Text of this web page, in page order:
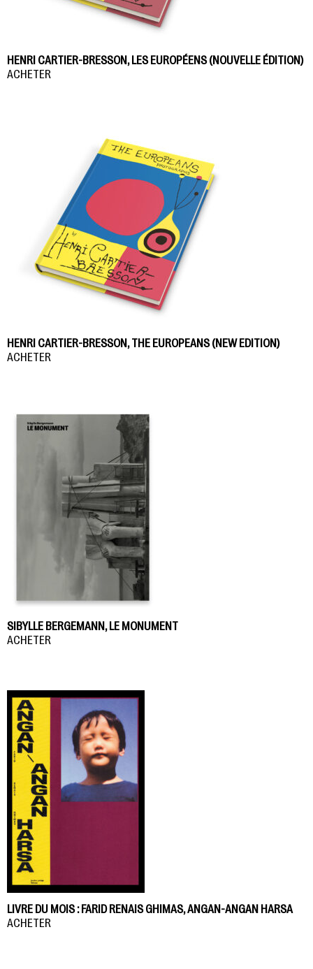
HENRI CARTIER-BRESSON, LES EUROPÉENS (NOUVELLE ÉDITION)
ACHETER
HENRI CARTIER-BRESSON, THE EUROPEANS (NEW EDITION)
ACHETER
SIBYLLE BERGEMANN, LE MONUMENT
ACHETER
LIVRE DU MOIS : FARID RENAIS GHIMAS, ANGAN-ANGAN HARSA
ACHETER